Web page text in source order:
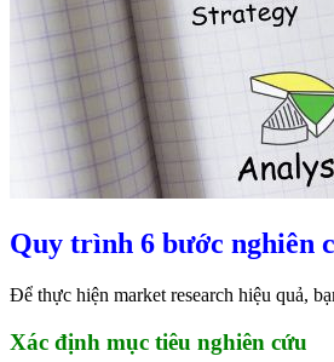
Quy trình 6 bước nghiên
Để thực hiện market research hiệu quả,
Xác định mục tiêu nghiên cứu